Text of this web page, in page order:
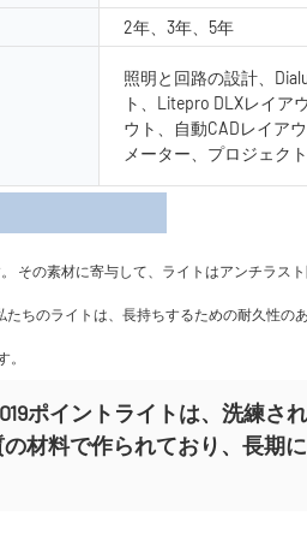
2年、3年、5年
照明と回路の設計、
ト、Litepro DLXレイア
ウト、自動CADレイア
メーター、プロジェク
その素材に寄与して、ライトはアンチラス
ちのライトは、長持ちするための耐久性の
。
ポイントライトは、洗練さ
材料で作られており、長期